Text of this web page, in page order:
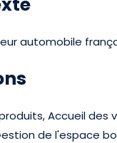
automobile
Accueil des
de l'espace